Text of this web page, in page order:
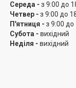
Середа - з 9:00 до
Четвер - з 9:00 до
П'ятниця - з 9:00 до
Субота - вихідний
Неділя - вихідний